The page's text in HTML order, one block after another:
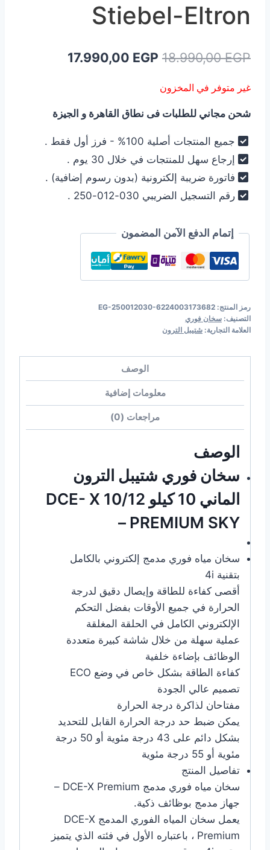
Stiebel-Eltron
18.990,00EGP
السعر
18.990,00 EGP.
17.990,00 EGP
17.990,00 EGP.
غير متوفر في المخزون
شحن مجاني للطلبات فى نطاق القاهرة و الجيزة
جميع المنتجات أصلية 100% - فرز أول فقط .
إرجاع سهل للمنتجات في خلال 30 يوم .
فاتورة ضريبة إلكترونية (بدون رسوم إضافية) .
رقم التسجيل الضريبي 030-012-250 .
إتمام الدفع الآمن المضمون
رمز المنتج: EG-250012030-6224003173682
التصنيف: سخان فوري
العلامة التجارية: شتيبل الترون
الوصف
معلومات إضافية
مراجعات (0)
الوصف
سخان فوري شتيبل الترون
الماني 10 كيلو DCE- X 10/12
– PREMIUM SKY
سخان مياه فوري مدمج إلكتروني بالكامل
بتقنية 4i
أقصى كفاءة للطاقة وإيصال دقيق لدرجة
الحرارة في جميع الأوقات بفضل التحكم
الإلكتروني الكامل في الحلقة المغلقة
عملية سهلة من خلال شاشة كبيرة متعددة
الوظائف بإضاءة خلفية
كفاءة الطاقة بشكل خاص في وضع ECO
تصميم عالي الجودة
مفتاحان لذاكرة درجة الحرارة
يمكن ضبط حد درجة الحرارة القابل للتحديد
بشكل دائم على 43 درجة مئوية أو 50 درجة
مئوية أو 55 درجة مئوية
تفاصيل المنتج
سخان مياه فوري مدمج DCE-X Premium –
جهاز مدمج بوظائف ذكية.
يعمل سخان المياه الفوري المدمج DCE-X
Premium ، باعتباره الأول في فئته الذي يتميز